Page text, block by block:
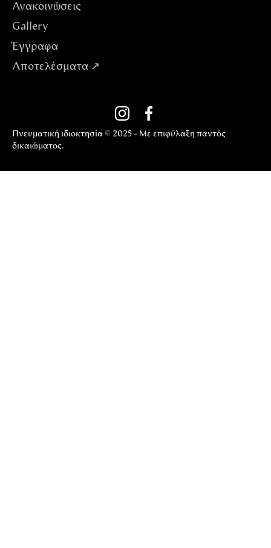
Ανακοινώσεις
Gallery
Έγγραφα
Αποτελέσματα ↗
Πνευματική ιδιοκτησία © 2025 - Με επιφύλαξη παντός
δικαιώματος.